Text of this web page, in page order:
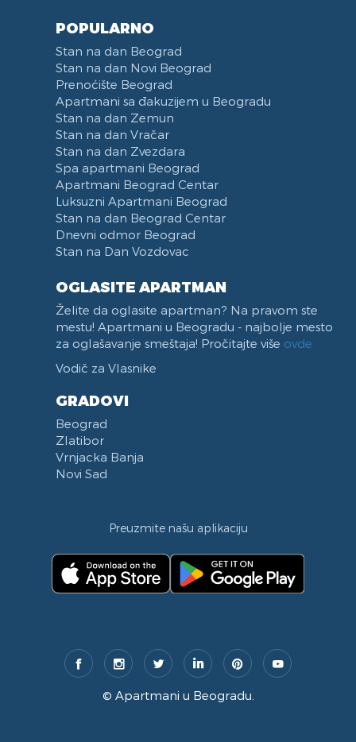
POPULARNO
Stan na dan Beograd
Stan na dan Novi Beograd
Prenoćište Beograd
Apartmani sa đakuzijem u Beogradu
Stan na dan Zemun
Stan na dan Vračar
Stan na dan Zvezdara
Spa apartmani Beograd
Apartmani Beograd Centar
Luksuzni Apartmani Beograd
Stan na dan Beograd Centar
Dnevni odmor Beograd
Stan na Dan Vozdovac
OGLASITE APARTMAN
Želite da oglasite apartman? Na pravom ste
mestu! Apartmani u Beogradu - najbolje mesto
za oglašavanje smeštaja! Pročitajte više ovde
Vodič za Vlasnike
GRADOVI
Beograd
Zlatibor
Vrnjacka Banja
Novi Sad
Preuzmite našu aplikaciju
© Apartmani u Beogradu